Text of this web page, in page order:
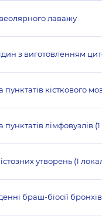
лаважу
з виготовленням
кісткового
лімфовузлів
утворень (1
браш-біосії